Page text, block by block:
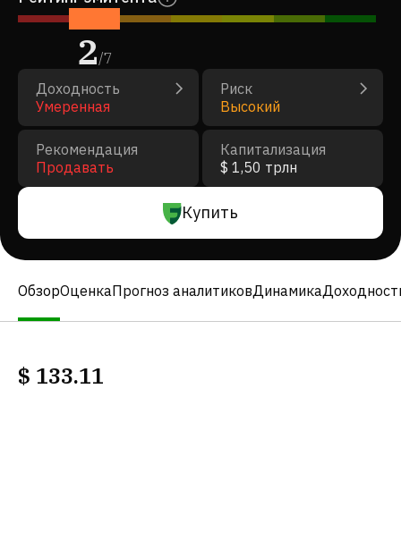
2/7
Доходность
Умеренная
Риск
Высокий
Рекомендация
Продавать
Капитализация
$ 1,50 трлн
Купить
ОбзорОценкаПрогноз аналитиковДинамика
$ 133.11